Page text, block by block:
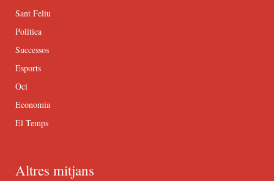
Sant Feliu
Política
Successos
Esports
Oci
Economia
El Temps
Altres mitjans